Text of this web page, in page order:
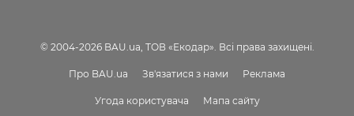
© 2004-2026 BAU.ua, ТОВ «Екодар». Всі права захищені.
Про BAU.ua Зв'язатися з нами Реклама
Угода користувача Мапа сайту